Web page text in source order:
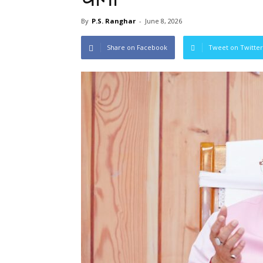
By P.S. Ranghar - June 8, 2026
Share on Facebook Tweet on Twitter